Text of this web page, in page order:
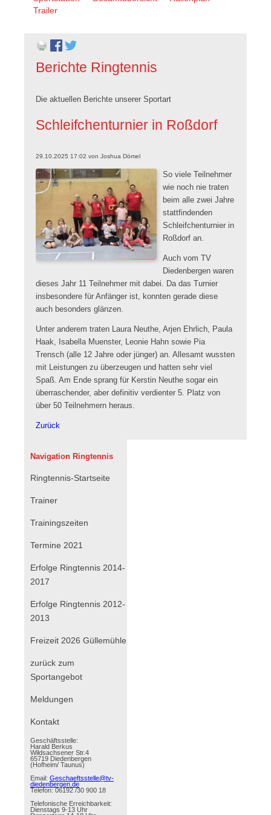
überspringen
Trailer
Berichte Ringtennis
Die aktuellen Berichte unserer Sportart
Schleifchenturnier in Roßdorf
29.10.2025 17:02 von Joshua Dömel
So viele Teilnehmer
wie noch nie traten
beim alle zwei Jahre
stattfindenden
Schleifchenturnier in
Roßdorf an.
Auch vom TV
Diedenbergen waren
dieses Jahr 11 Teilnehmer mit dabei. Da das Turnier
insbesondere für Anfänger ist, konnten gerade diese
auch besonders glänzen.
Unter anderem traten Laura Neuthe, Arjen Ehrlich, Paula
Haak, Isabella Muenster, Leonie Hahn sowie Pia
Trensch (alle 12 Jahre oder jünger) an. Allesamt wussten
mit Leistungen zu überzeugen und hatten sehr viel
Spaß. Am Ende sprang für Kerstin Neuthe sogar ein
überraschender, aber definitiv verdienter 5. Platz von
über 50 Teilnehmern heraus.
Zurück
Navigation Ringtennis
Navigation
Ringtennis-Startseite
Trainer
Trainingszeiten
Termine 2021
Erfolge Ringtennis 2014-
2017
Erfolge Ringtennis 2012-
2013
Freizeit 2026 Güllemühle
zurück zum
Sportangebot
Navigation
Meldungen
Kontakt
Geschäftsstelle:
Harald Berkus
Wildsachsener Str.4
65719 Diedenbergen
(Hofheim/ Taunus)
Email: Geschaeftsstelle@tv-
diedenbergen.de
Telefon: 06192 /30 900 18
Telefonische Erreichbarkeit:
Dienstags 9-13 Uhr